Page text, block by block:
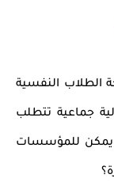
الطلاب النفسية
جماعية تتطلب
يمكن للمؤسسات